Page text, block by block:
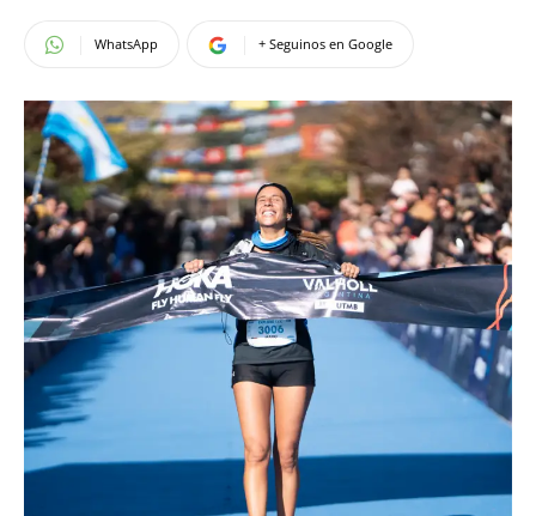
WhatsApp + Seguinos en Google